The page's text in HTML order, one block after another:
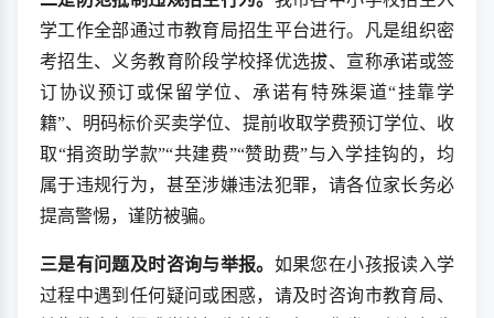
学工作全部通过市教育局招生平台进行。凡是组织密
考招生、义务教育阶段学校择优选拔、宣称承诺或签
订协议预订或保留学位、承诺有特殊渠道“挂靠学
籍”、明码标价买卖学位、提前收取学费预订学位、收
取“捐资助学款”“共建费”“赞助费”与入学挂钩的，均
属于违规行为，甚至涉嫌违法犯罪，请各位家长务必
提高警惕，谨防被骗。
三是有问题及时咨询与举报。 如果您在小孩报读入学
过程中遇到任何疑问或困惑，请及时咨询市教育局、